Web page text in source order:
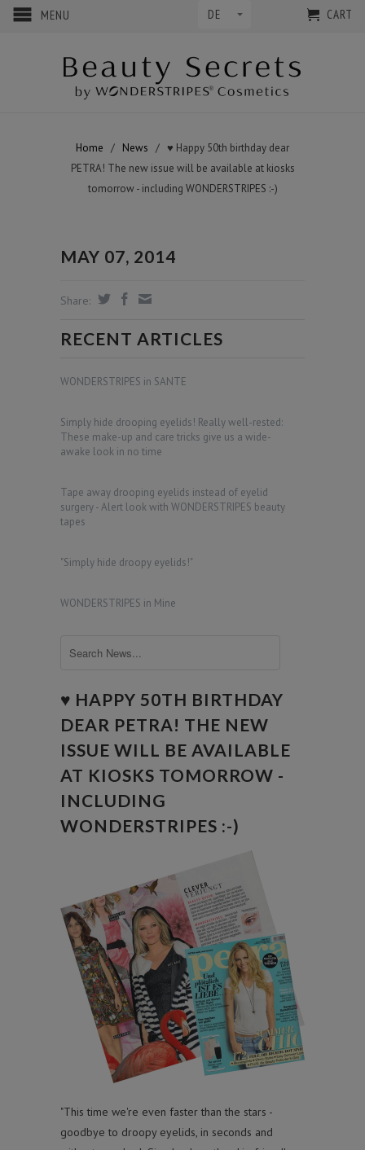
MENU CART
Home / News / ♥ Happy 50th birthday dear
PETRA! The new issue will be available at kiosks
tomorrow - including WONDERSTRIPES :-)
MAY 07, 2014
Share:
RECENT ARTICLES
WONDERSTRIPES in SANTE
Simply hide drooping eyelids! Really well-rested:
These make-up and care tricks give us a wide-
awake look in no time
Tape away drooping eyelids instead of eyelid
surgery - Alert look with WONDERSTRIPES beauty
tapes
"Simply hide droopy eyelids!"
WONDERSTRIPES in Mine
♥ HAPPY 50TH BIRTHDAY
DEAR PETRA! THE NEW
ISSUE WILL BE AVAILABLE
AT KIOSKS TOMORROW -
INCLUDING
WONDERSTRIPES :-)
"This time we're even faster than the stars -
goodbye to droopy eyelids, in seconds and